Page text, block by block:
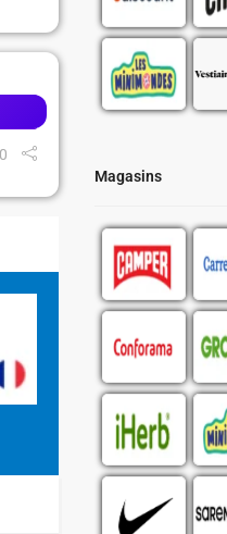
Magasins